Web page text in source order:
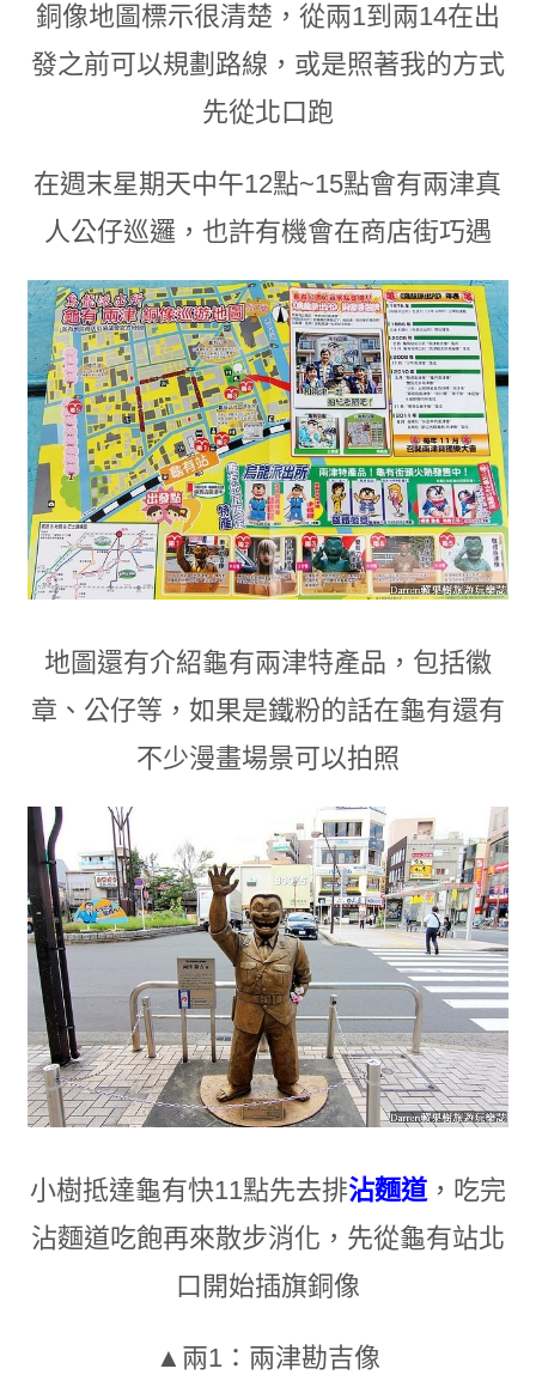
銅像地圖標示很清楚 ， 從兩1到兩14在出
發之前可以規劃路線 ， 或是照著我的方式
先從北口跑
在週末星期天中午12點~15點會有兩津真
人公仔巡邏 ， 也許有機會在商店街巧遇
地圖還有介紹龜有兩津特產品 ， 包括徽
章 、 公仔等 ， 如果是鐵粉的話在龜有還有
不少漫畫場景可以拍照
小樹抵達龜有快11點先去排沾麵道，吃完
沾麵道吃飽再來散步消化 ， 先從龜有站北
口開始插旗銅像
▲兩1： 兩津勘吉像